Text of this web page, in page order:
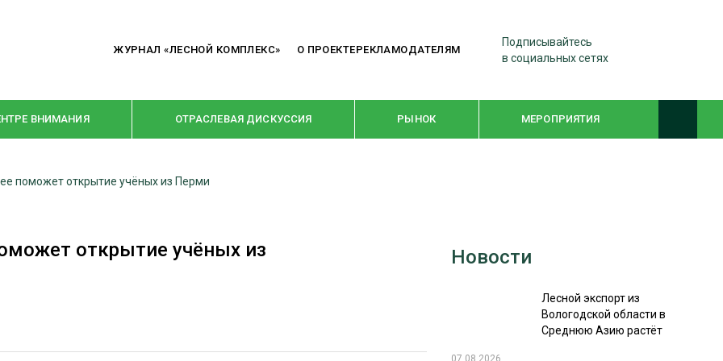
ЖУРНАЛ «ЛЕСНОЙ КОМПЛЕКС» О ПРОЕКТЕРЕКЛАМОДАТЕЛЯМ
Подписывайтесь
в социальных сетях
ВНИМАНИЯ ОТРАСЛЕВАЯ ДИСКУССИЯ РЫНОК МЕРОПРИЯТИЯ
РУБРИКИ
КРУПНЫМ ПЛАНОМ WOODEX-2021
СУШКА ДРЕВЕСИНЫ
поможет открытие учёных из Перми
открытие учёных из
Новости
Лесной экспорт из
Вологодской области в
Среднюю Азию растёт
07.08.2026